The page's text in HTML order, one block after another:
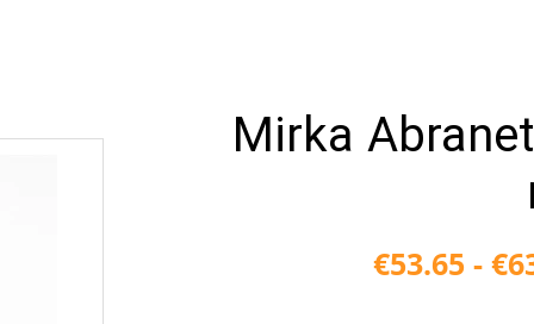
Mirka
€53.65 - €